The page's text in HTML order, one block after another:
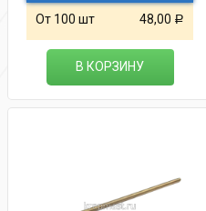
От 100 шт 48,00 Р
В КОРЗИНУ